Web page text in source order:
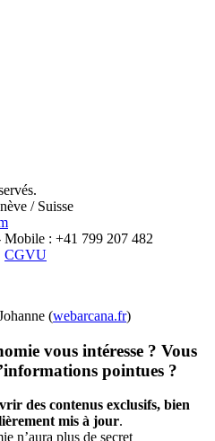
X
/ Suisse
: +41 799 207 482
CGVU
(webarcana.fr)
vous intéresse ? Vous
pointues ?
des contenus exclusifs, bien
mis à jour.
n’aura plus de secret